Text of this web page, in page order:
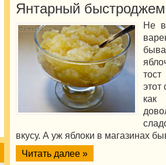
Янтарный
Не
этот
как
вкусу. А уж яблоки в магазинах
Читать далее »